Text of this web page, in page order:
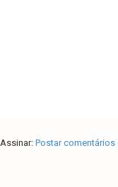
Assinar: Postar comentários